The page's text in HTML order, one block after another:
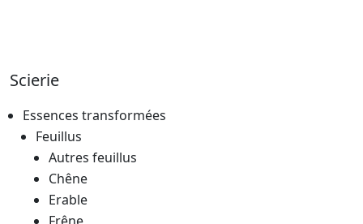
Scierie
Essences transformées
Feuillus
Autres feuillus
Chêne
Erable